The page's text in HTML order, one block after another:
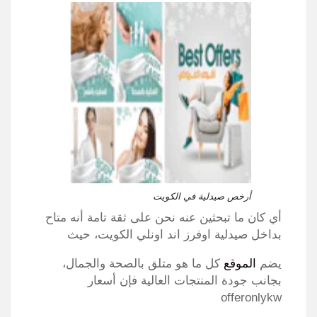
أرخص صيدلية في الكويت
أي كان ما تبحثين عنه نحن على ثقة تامة أنه متاح
بداخل صيدلية اوفرز اند اونلي الكويت، حيث
يضم الموقع كل ما هو متلق بالصحة والجمال،
بجانب جودة المنتجات العالية فإن أسعار
offeronlykw